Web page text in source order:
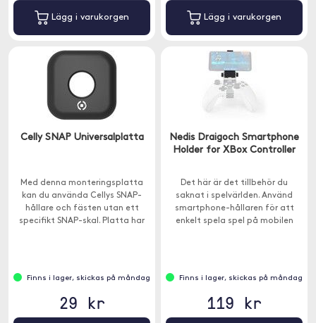
Lägg i varukorgen Lägg i varukorgen
Celly SNAP Universalplatta
Med denna monteringsplatta
kan du använda Cellys SNAP-
hållare och fästen utan ett
specifikt SNAP-skal. Platta har
Finns i lager, skickas på måndag
29 kr
Nedis Draigoch Smartphone
Holder for XBox Controller
Det här är det tillbehör du
saknat i spelvärlden. Använd
smartphone-hållaren för att
enkelt spela spel på mobilen
Finns i lager, skickas på måndag
119 kr